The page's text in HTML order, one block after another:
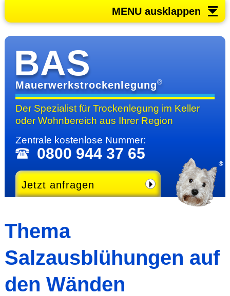
MENU ausklappen
BAS
Mauerwerkstrockenlegung®
Der Spezialist für Trocken­legung im Keller
oder Wohn­bereichaus Ihrer Region
Zentrale kosten­lose Nummer:
0800 944 37 65
Jetzt anfragen
Thema
Salzausblühungen auf
den Wänden